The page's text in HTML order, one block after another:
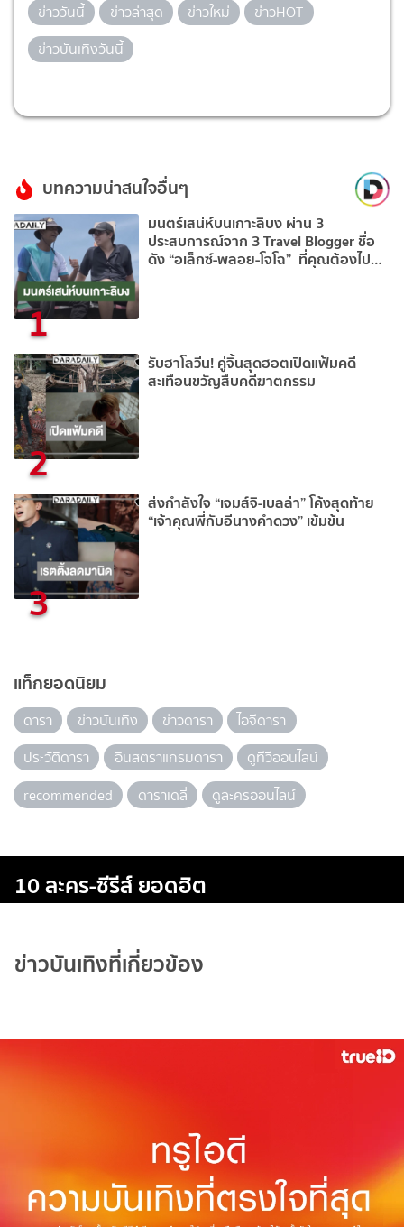
ข่าววันนี้ ข่าวล่าสุด ข่าวใหม่
ข่าวHOT
ข่าวบันเทิงวันนี้
บทความน่าสนใจอื่นๆ
1
มนตร์เสน่ห์บนเกาะลิบง ผ่าน 3
ประสบการณ์จาก 3 Travel Blogger ชื่อ
ดัง “อเล็กซ์-พลอย-โจโฉ” ที่คุณต้องไป
2
รับฮาโลวีน! คู่จิ้นสุดฮอตเปิดแฟ้มคดี
สะเทือนขวัญสืบคดีฆาตกรรม
3
ส่งกำลังใจ “เจมส์จิ-เบลล่า” โค้งสุดท้าย
“เจ้าคุณพี่กับอีนางคำดวง” เข้มข้น
แท็กยอดนิยม
ดารา ข่าวบันเทิง ข่าวดารา
ไอจีดารา
ประวัติดารา
อินสตราแกรมดารา
ดูทีวีออนไลน์
recommended
ดาราเดลี่ ดูละครออนไลน์
10 ละคร-ซีรีส์ ยอดฮิต
ข่าวบันเทิงที่เกี่ยวข้อง